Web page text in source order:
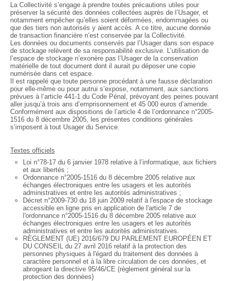
La Collectivité s’engage à prendre toutes précautions utiles pour
préserver la sécurité des données collectées auprès de l’Usager, et
notamment empêcher qu’elles soient déformées, endommagées ou
que des tiers non autorisés y aient accès. A ce titre, aucune donnée
de transaction financière n’est conservée par la Collectivité.
Les données ou documents conservés par l’Usager dans son espace
de stockage relèvent de sa responsabilité exclusive. L’utilisation de
l’espace de stockage n’exonère pas l’Usager de la conservation
matérielle de tout document dont il aurait pu déposer une copie
numérisée dans cet espace.
Il est rappelé que toute personne procédant à une fausse déclaration
pour elle-même ou pour autrui s’expose, notamment, aux sanctions
prévues à l’article 441-1 du Code Pénal, prévoyant des peines pouvant
aller jusqu’à trois ans d’emprisonnement et 45 000 euros d’amende.
Conformément aux dispositions de l’article 4 de l’ordonnance n°2005-
1516 du 8 décembre 2005, les présentes conditions générales
s’imposent à tout Usager du Service.
Textes officiels
Loi n°78-17 du 6 janvier 1978 relative à l’informatique, aux fichiers
et aux libertés ;
Ordonnance n°2005-1516 du 8 décembre 2005 relative aux
échanges électroniques entre les usagers et les autorités
administratives et entre les autorités administratives ;
Décret n°2009-730 du 18 juin 2009 relatif à l'espace de stockage
accessible en ligne pris en application de l'article 7 de
l'ordonnance n°2005-1516 du 8 décembre 2005 relative aux
échanges électroniques entre les usagers et les autorités
administratives et entre les autorités administratives.
RÈGLEMENT (UE) 2016/679 DU PARLEMENT EUROPÉEN ET
DU CONSEIL du 27 avril 2016 relatif à la protection des
personnes physiques à l'égard du traitement des données à
caractère personnel et à la libre circulation de ces données, et
abrogeant la directive 95/46/CE (règlement général sur la
protection des données)